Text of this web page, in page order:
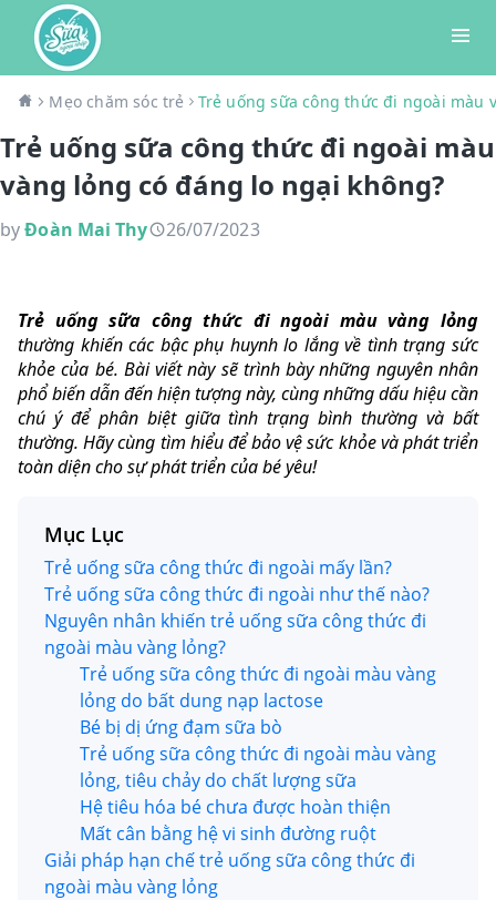
Mẹo chăm sóc trẻ Trẻ uống sữa công thức đi ngoài màu
Trẻ uống sữa công thức đi ngoài màu
vàng lỏng có đáng lo ngại không?
byĐoàn Mai Thy 26/07/2023
Trẻ uống sữa công thức đi ngoài màu vàng lỏng
thường khiến các bậc phụ huynh lo lắng về tình trạng sức
khỏe của bé. Bài viết này sẽ trình bày những nguyên nhân
phổ biến dẫn đến hiện tượng này, cùng những dấu hiệu cần
chú ý để phân biệt giữa tình trạng bình thường và bất
thường. Hãy cùng tìm hiểu để bảo vệ sức khỏe và phát triển
toàn diện cho sự phát triển của bé yêu!
Mục Lục
Trẻ uống sữa công thức đi ngoài mấy lần?
Trẻ uống sữa công thức đi ngoài như thế nào?
Nguyên nhân khiến trẻ uống sữa công thức đi
ngoài màu vàng lỏng?
Trẻ uống sữa công thức đi ngoài màu vàng
lỏng do bất dung nạp lactose
Bé bị dị ứng đạm sữa bò
Trẻ uống sữa công thức đi ngoài màu vàng
lỏng, tiêu chảy do chất lượng sữa
Hệ tiêu hóa bé chưa được hoàn thiện
Mất cân bằng hệ vi sinh đường ruột
Giải pháp hạn chế trẻ uống sữa công thức đi
ngoài màu vàng lỏng